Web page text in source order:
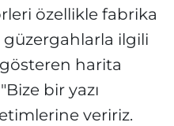
özellikle fabrika
ilgili
harita
bir yazı
veririz.